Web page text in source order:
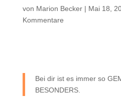
von Marion Becker| Mai 18,
Kommentare
Bei dir ist es immer so
BESONDERS.